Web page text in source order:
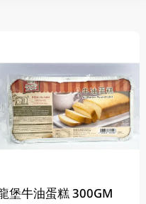
堡牛油蛋糕 300GM